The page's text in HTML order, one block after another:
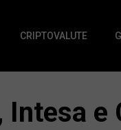
CRIPTOVALUTE
e